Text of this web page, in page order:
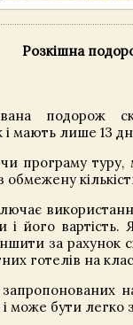
Розкішна
подорож
і мають лише 13
програму туру,
обмежену
і його
за рахунок
готелів на
може бути легко